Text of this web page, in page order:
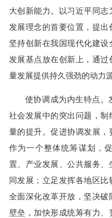
大创新能力。以习近平同
发展理念的首要位置，提出
坚持创新在我国现代化建
发展基点放在创新上，通
量发展提供持久强劲的动力源
使协调成为内生特点。
社会发展中的突出问题，
量的提升。促进协调发展
作为一个整体统筹谋划，
置、产业发展、公共服务
同发展；立足发挥各地区比
全面深化改革开放，坚决
壁垒，加快形成统筹有力